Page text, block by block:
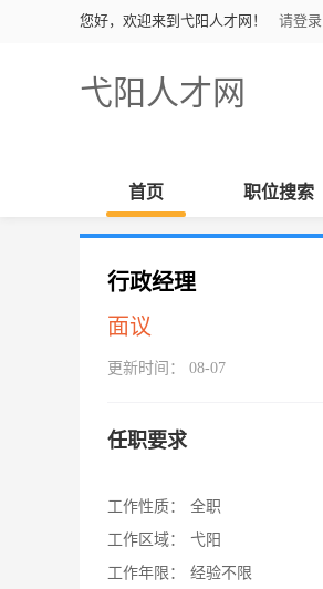
您好，欢迎来到弋阳人才网！ 请登录
弋阳人才网
首页 职位搜索
行政经理
面议
更新时间： 08-07
任职要求
工作性质：
全职
工作区域：
弋阳
工作年限：
经验不限